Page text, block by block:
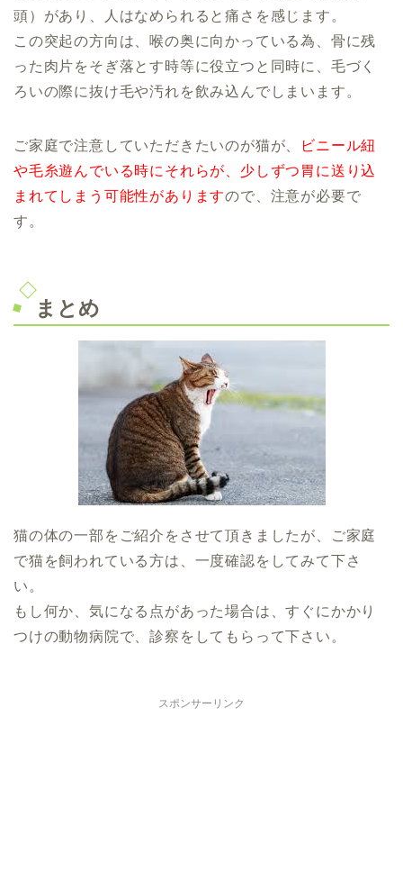
頭）があり、人はなめられると痛さを感じます。
この突起の方向は、喉の奥に向かっている為、骨に残
った肉片をそぎ落とす時等に役立つと同時に、毛づく
ろいの際に抜け毛や汚れを飲み込んでしまいます。
ご家庭で注意していただきたいのが猫が、
ビニール紐
や毛糸遊んでいる時にそれらが、 少しずつ胃に送り込
まれてしまう可能性がありますので、注意が必要で
す。
まとめ
猫の体の一部をご紹介をさせて頂きましたが、ご家庭
で猫を飼われている方は、一度確認をしてみて下さ
い。
もし何か、気になる点があった場合は、すぐにかかり
つけの動物病院で、診察をしてもらって下さい。
スポンサーリンク